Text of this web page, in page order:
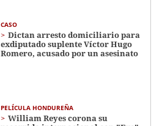
CASO
Dictan arresto domiciliario para
exdiputado suplente Víctor Hugo
Romero, acusado por un asesinato
PELÍCULA HONDUREÑA
William Reyes corona su